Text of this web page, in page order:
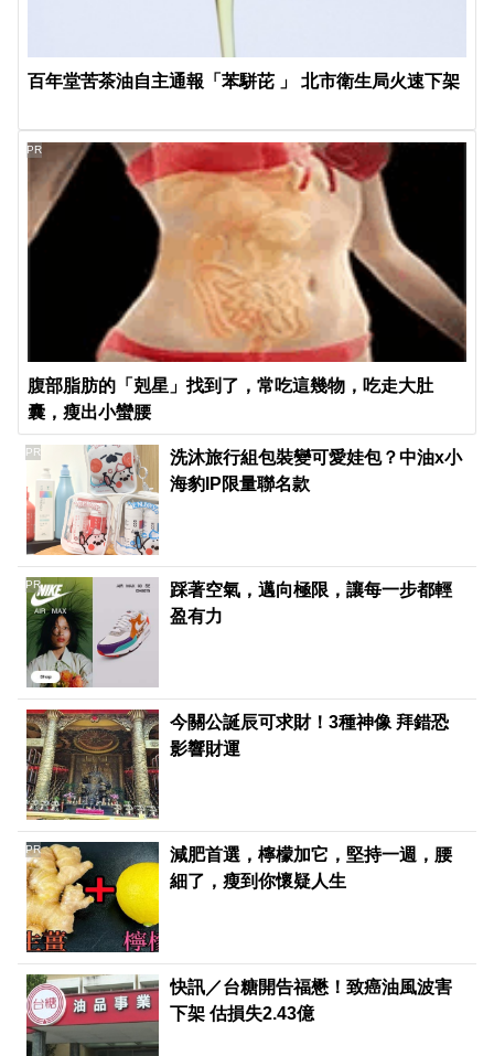
百年堂苦茶油自主通報「苯駢芘 」 北市衛生局火速下架
腹部脂肪的「剋星」找到了，常吃這幾物，吃走大肚
囊，瘦出小蠻腰
PR
洗沐旅行組包裝變可愛娃包？中油x小
海豹IP限量聯名款
PR
踩著空氣，邁向極限，讓每一步都輕
盈有力
PR
今關公誕辰可求財！3種神像 拜錯恐
影響財運
減肥首選，檸檬加它，堅持一週，腰
細了，瘦到你懷疑人生
PR
快訊／台糖開告福懋！致癌油風波害
下架 估損失2.43億